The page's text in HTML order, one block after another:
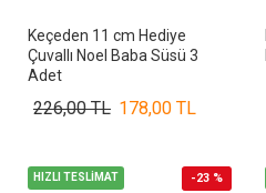
Keçeden 11 cm Hediye
Çuvallı Noel Baba Süsü 3
Adet
178,00 TL
226,00 TL
HIZLI TESLİMAT -23 %